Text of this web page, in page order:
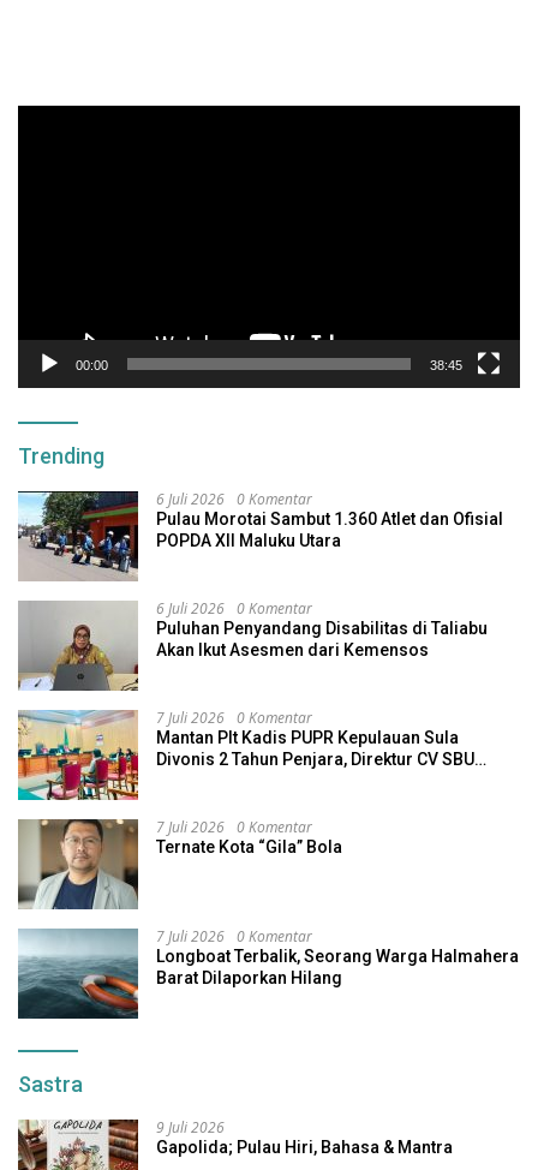
00:00 38:45
Trending
6 Juli 2026 0 Komentar
Pulau Morotai Sambut 1.360 Atlet dan Ofisial
POPDA XII Maluku Utara
6 Juli 2026 0 Komentar
Puluhan Penyandang Disabilitas di Taliabu
Akan Ikut Asesmen dari Kemensos
7 Juli 2026 0 Komentar
Mantan Plt Kadis PUPR Kepulauan Sula
Divonis 2 Tahun Penjara, Direktur CV SBU
7 Juli 2026 0 Komentar
Ternate Kota “Gila” Bola
7 Juli 2026 0 Komentar
Longboat Terbalik, Seorang Warga Halmahera
Barat Dilaporkan Hilang
Sastra
9 Juli 2026
Gapolida; Pulau Hiri, Bahasa & Mantra